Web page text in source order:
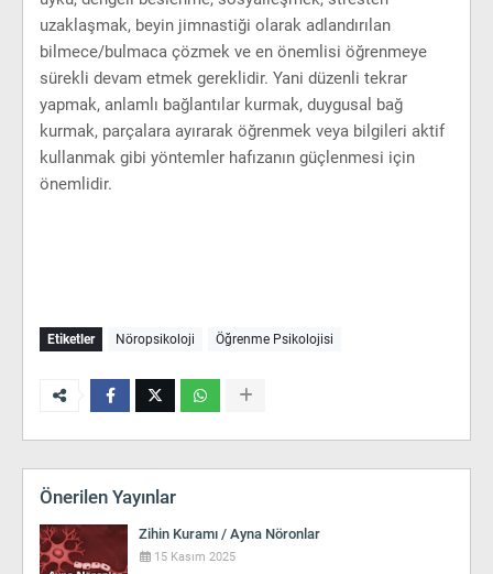
uzaklaşmak, beyin jimnastiği olarak adlandırılan
bilmece/bulmaca çözmek ve en önemlisi öğrenmeye
sürekli devam etmek gereklidir. Yani düzenli tekrar
yapmak, anlamlı bağlantılar kurmak, duygusal bağ
kurmak, parçalara ayırarak öğrenmek veya bilgileri aktif
kullanmak gibi yöntemler hafızanın güçlenmesi için
önemlidir.
Etiketler Nöropsikoloji Öğrenme Psikolojisi
Önerilen Yayınlar
Zihin Kuramı / Ayna Nöronlar
15 Kasım 2025